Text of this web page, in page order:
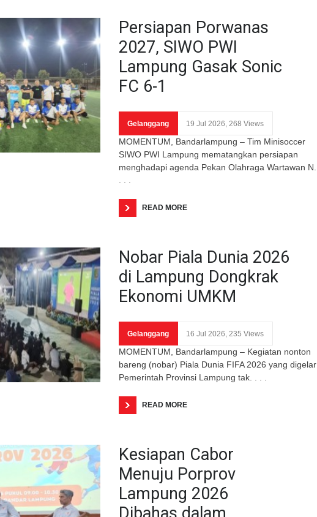
Persiapan Porwanas
2027, SIWO PWI
Lampung Gasak Sonic
FC 6-1
Gelanggang 19 Jul 2026, 268 Views
MOMENTUM, Bandarlampung – Tim Minisoccer
SIWO PWI Lampung mematangkan persiapan
menghadapi agenda Pekan Olahraga Wartawan N.
READ MORE
Nobar Piala Dunia 2026
di Lampung Dongkrak
Ekonomi UMKM
Gelanggang 16 Jul 2026, 235 Views
MOMENTUM, Bandarlampung – Kegiatan nonton
bareng (nobar) Piala Dunia FIFA 2026 yang digelar
Pemerintah Provinsi Lampung tak. . . .
READ MORE
Kesiapan Cabor
Menuju Porprov
Lampung 2026
Dibahas dalam